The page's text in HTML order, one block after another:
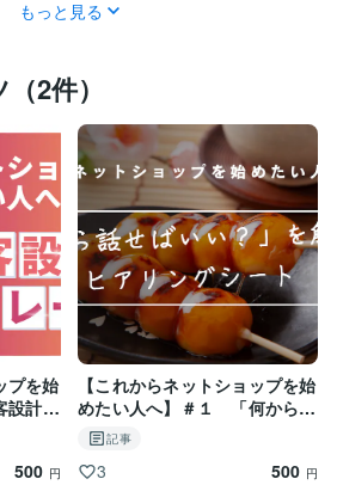
もっと見る
2件）
プを始
設計テ
500 円
【これからネットショップを始
めたい人へ】＃１ 「何から話
せばいい？」を解消！ヒアリン
グシート
記事
3 500 円